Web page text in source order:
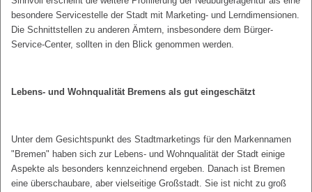
besondere Servicestelle der Stadt mit Marketing- und Lerndimensionen.
Die Schnittstellen zu anderen Ämtern, insbesondere dem Bürger-
Service-Center, sollten in den Blick genommen werden.
Lebens- und Wohnqualität Bremens als gut eingeschätzt
Unter dem Gesichtspunkt des Stadtmarketings für den Markennamen
"Bremen" haben sich zur Lebens- und Wohnqualität der Stadt einige
Aspekte als besonders kennzeichnend ergeben. Danach ist Bremen
eine überschaubare, aber vielseitige Großstadt. Sie ist nicht zu groß